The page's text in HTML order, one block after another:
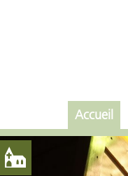
Accueil